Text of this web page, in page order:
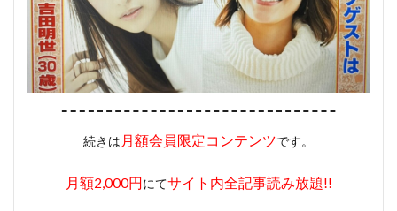
続きは 月額会員限定コンテンツです。
月額2,000円にてサイト内全記事読み放題!!